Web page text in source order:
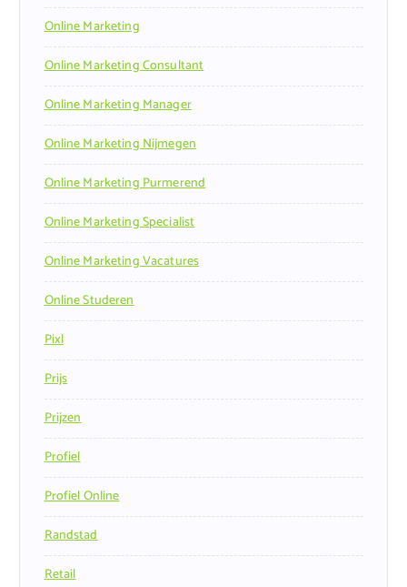
Online Marketing
Online Marketing Consultant
Online Marketing Manager
Online Marketing Nijmegen
Online Marketing Purmerend
Online Marketing Specialist
Online Marketing Vacatures
Online Studeren
Pixl
Prijs
Prijzen
Profiel
Profiel Online
Randstad
Retail